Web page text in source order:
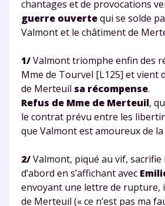
chantages et de provocations
guerre ouvertequi se solde
Valmont et le châtiment de
1/Valmont triomphe enfin des
Mme de Tourvel [L125] et vient
de Merteuil sa récompense.
Refus de Mme de Merteuil,
le contrat prévu entre les
que Valmont est amoureux de
2/Valmont, piqué au vif,
d’abord en s’affichant avec
envoyant une lettre de rupture,
de Merteuil (« ce n’est pas ma